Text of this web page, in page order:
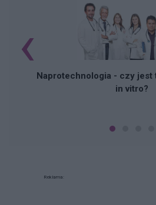
Naprotechnologia - czy jest
in vitro?
‹
Reklama: